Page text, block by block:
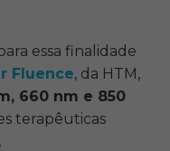
essa finalidade
Fluence, da HTM,
660 nm e 850
terapêuticas